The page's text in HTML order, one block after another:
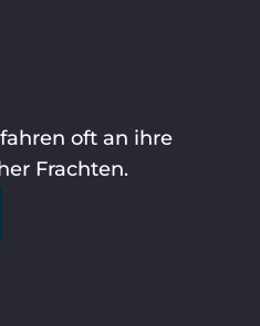
oft an ihre
Frachten.